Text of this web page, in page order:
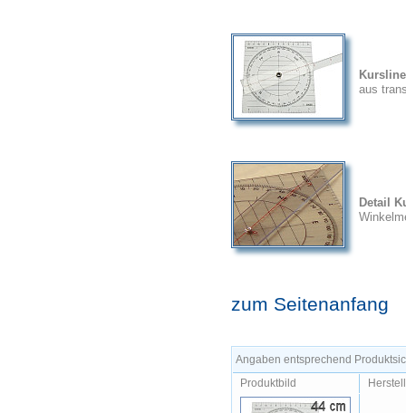
aus
Detail
zum Seitenanfang
Angaben entsprechend
Produktbild